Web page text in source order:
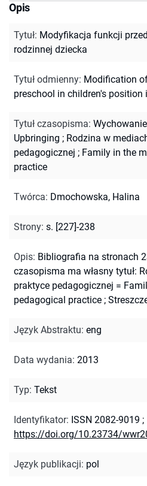
Opis
Tytuł: Modyfikacja funkcji
rodzinnej dziecka
Tytuł odmienny: Modification
preschool in children's
Tytuł czasopisma:
Upbringing ; Rodzina w
pedagogicznej ; Family in the
practice
Twórca: Dmochowska, Halina
Strony: s. [227]-238
Opis: Bibliografia na stronach
czasopisma ma własny tytuł:
praktyce pedagogicznej =
pedagogical practice ;
Język Abstraktu: eng
Data wydania: 2013
Typ: Tekst
Identyfikator: ISSN 2082-9019 ;
https://doi.org/10.23734/
Język publikacji: pol